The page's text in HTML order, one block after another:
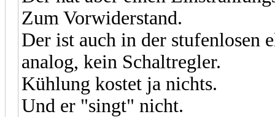
Zum Vorwiderstand.
Der ist auch in der stufenlosen
analog, kein Schaltregler.
Kühlung kostet ja nichts.
Und er "singt" nicht.